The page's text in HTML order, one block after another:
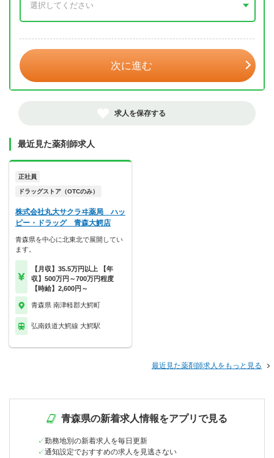
次に進む
求人を保存する
最近見た薬剤師求人
正社員
ドラッグストア（OTCのみ）
株式会社丸大サクラヰ薬局 ハッ
ピー・ドラッグ 青森大鰐店
青森県を中心に北東北で展開してい
ます。
【月収】35.5万円以上 【年
収】500万円～700万円程度
【時給】2,600円～
青森県 南津軽郡大鰐町
弘南鉄道大鰐線 大鰐駅
最近見た薬剤師求人をもっと見る
青森県の新着求人情報をアプリで見る
勤務地別の新着求人を毎日更新
通知設定でおすすめの求人を見逃さない